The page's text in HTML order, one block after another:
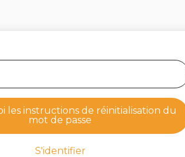
les instructions de réinitialisation du
mot de passe
S'identifier